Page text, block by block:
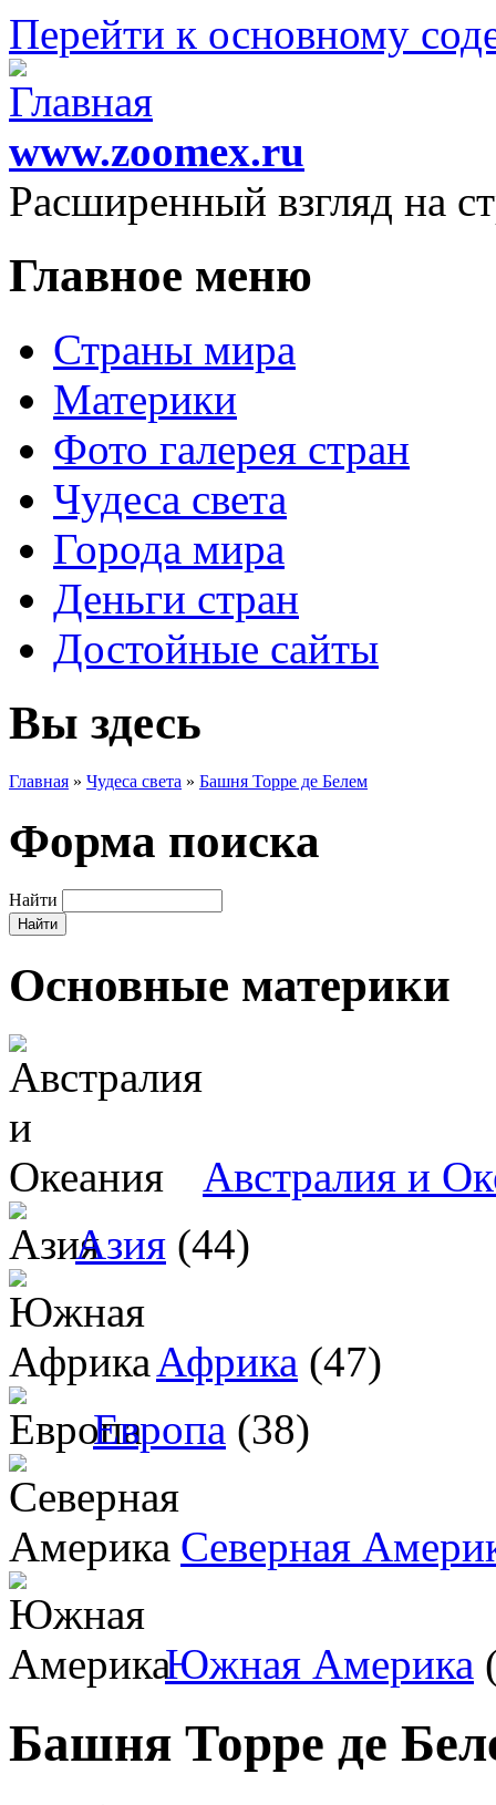
Перейти к основному
www.zoomex.ru
Расширенный взгляд на
Главное меню
Страны мира
Материки
Фото галерея стран
Чудеса света
Города мира
Деньги стран
Достойные сайты
Вы здесь
Главная » Чудеса света » Башня Торре де Белем
Форма поиска
Найти
Основные материки
Австралия и
Азия (44)
Африка (47)
Европа (38)
Северная
Южная Америка
Башня Торре де